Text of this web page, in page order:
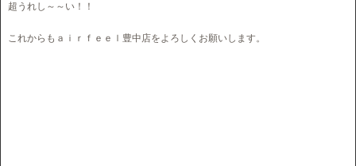
超うれし～～い！！
これからもａｉｒｆｅｅｌ豊中店をよろしくお願いします。